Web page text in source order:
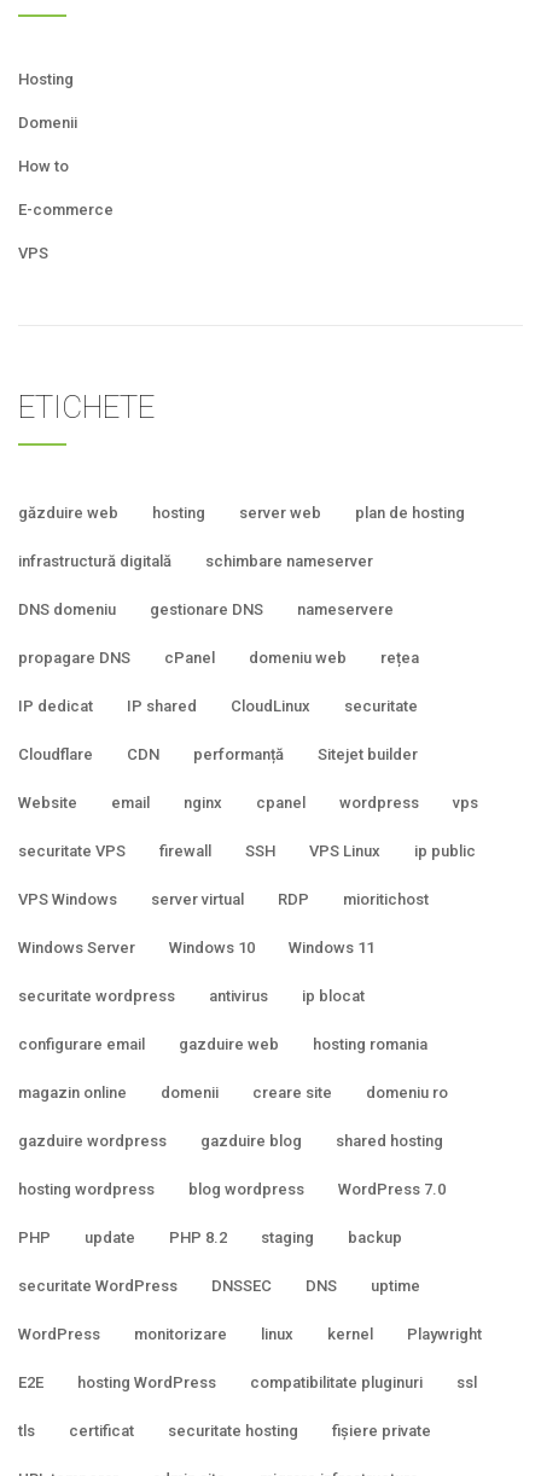
Hosting
Domenii
How to
E-commerce
VPS
ETICHETE
găzduire web hosting server web plan de hosting
infrastructură digitală schimbare nameserver
DNS domeniu gestionare DNS nameservere
propagare DNS cPanel domeniu web rețea
IP dedicat IP shared CloudLinux securitate
Cloudflare CDN performanță Sitejet builder
Website email nginx cpanel wordpress vps
securitate VPS firewall SSH VPS Linux ip public
VPS Windows server virtual RDP mioritichost
Windows Server Windows 10 Windows 11
securitate wordpress antivirus ip blocat
configurare email gazduire web hosting romania
magazin online domenii creare site domeniu ro
gazduire wordpress gazduire blog shared hosting
hosting wordpress blog wordpress WordPress 7.0
PHP update PHP 8.2 staging backup
securitate WordPress DNSSEC DNS uptime
WordPress monitorizare linux kernel Playwright
E2E hosting WordPress compatibilitate pluginuri ssl
tls certificat securitate hosting fișiere private